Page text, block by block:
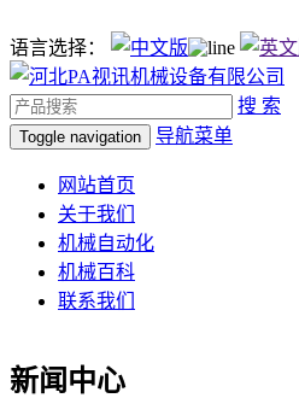
语言选择：
搜 索
Toggle navigation 导航菜单
网站首页
关于我们
机械自动化
机械百科
联系我们
新闻中心